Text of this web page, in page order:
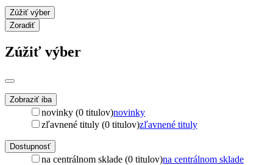
Zúžiť výber
Zoradiť
Zúžiť výber
Zobraziť iba
novinky (0 titulov)novinky
zľavnené tituly (0 titulov)zľavnené tituly
Dostupnosť
na centrálnom sklade (0 titulov)na centrálnom sklade